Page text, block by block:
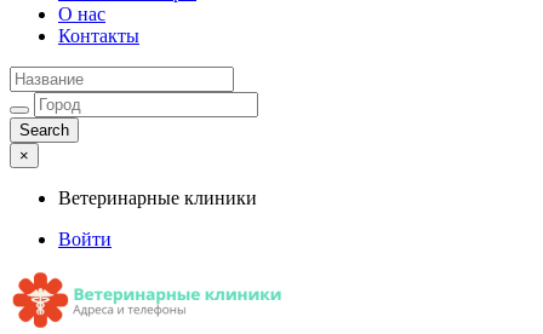
О нас
Контакты
×
Ветеринарные клиники
Войти